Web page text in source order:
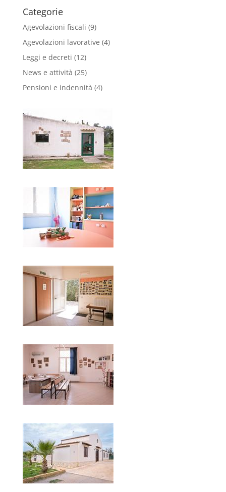
Categorie
Agevolazioni fiscali (9)
Agevolazioni lavorative (4)
Leggi e decreti (12)
News e attività (25)
Pensioni e indennità (4)